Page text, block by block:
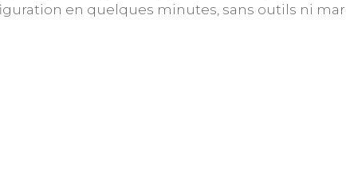
en quelques minutes, sans outils ni